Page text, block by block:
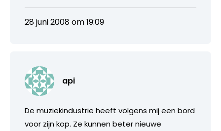
28 juni 2008 om 19:09
api
De muziekindustrie heeft volgens mij een bord
voor zijn kop. Ze kunnen beter nieuwe